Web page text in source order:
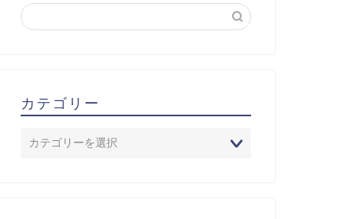
カテゴリー